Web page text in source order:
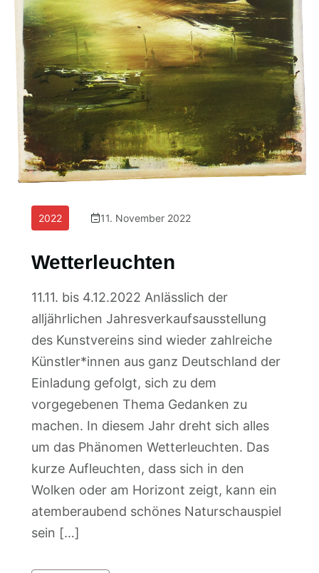
2022 11. November 2022
Wetterleuchten
11.11. bis 4.12.2022 Anlässlich der
alljährlichen Jahresverkaufsausstellung
des Kunstvereins sind wieder zahlreiche
Künstler*innen aus ganz Deutschland der
Einladung gefolgt, sich zu dem
vorgegebenen Thema Gedanken zu
machen. In diesem Jahr dreht sich alles
um das Phänomen Wetterleuchten. Das
kurze Aufleuchten, dass sich in den
Wolken oder am Horizont zeigt, kann ein
atemberaubend schönes Naturschauspiel
sein […]